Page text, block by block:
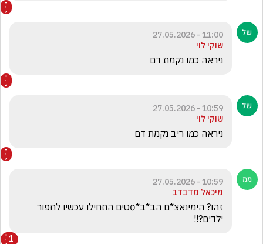
11:00 - 27.05.2026
שוקי לוי
ניראה כמו נקמת דם
10:59 - 27.05.2026
שוקי לוי
ניראה כמו ריב נקמת דם
10:59 - 27.05.2026
מיכאל מדבדב
ילדים?!!
1